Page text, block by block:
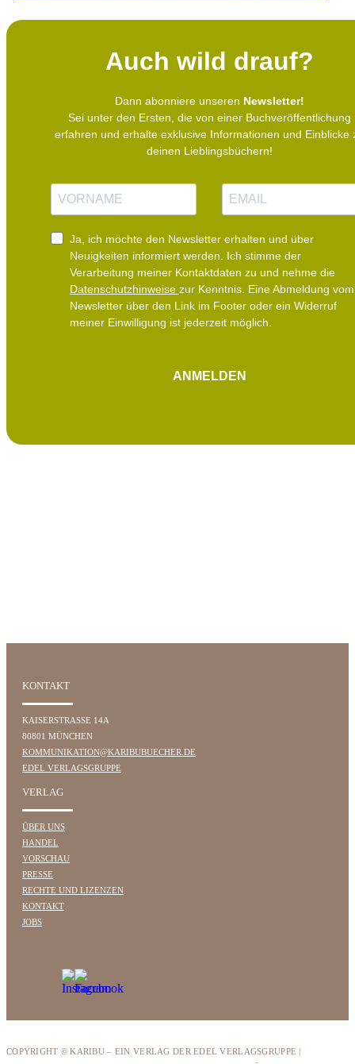
nur wegen des neuen Freundes ihrer Mutter hergezogen sind,
Hause in die Stadt. Doch dann verirrt sie sich im Wald und
begegnet einem geheimnisvollen weißen Wolf, mit dem sie sich
erzähltÜber die besondere Beziehung zwischen Mensch und Tier
Auch wild drauf?
Dann abonniere unseren Newsletter!
Sei unter den Ersten, die von einer Buchveröffentlichung
erfahren und erhalte exklusive Informationen und Einblicke
deinen Lieblingsbüchern!
m
M
i
Ja, ich möchte den Newsletter erhalten und über
Neuigkeiten informiert werden.
Ich stimme der
Verarbeitung meiner Kontaktdaten zu und nehme die
Datenschutzhinweise zur Kenntnis. Eine Abmeldung vom
Newsletter über den Link im Footer oder ein Widerruf
meiner Einwilligung ist jederzeit möglich.
ANMELDEN
KONTAKT
KAISERSTRASSE 14A
80801 MÜNCHEN
KOMMUNIKATION@KARIBUBUECHER.DE
EDEL VERLAGSGRUPPE
VERLAG
ÜBER UNS
HANDEL
VORSCHAU
PRESSE
RECHTE UND LIZENZEN
KONTAKT
JOBS
COPYRIGHT © KARIBU – EIN VERLAG DER EDEL VERLAGSGRUPPE |